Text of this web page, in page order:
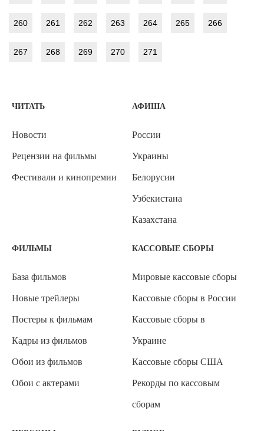
260 261 262 263 264 265 266
267 268 269 270 271
ЧИТАТЬ
Новости
Рецензии на фильмы
Фестивали и кинопремии
АФИША
России
Украины
Белорусии
Узбекистана
Казахстана
ФИЛЬМЫ
База фильмов
Новые трейлеры
Постеры к фильмам
Кадры из фильмов
Обои из фильмов
Обои с актерами
КАССОВЫЕ СБОРЫ
Мировые кассовые сборы
Кассовые сборы в России
Кассовые сборы в
Украине
Кассовые сборы США
Рекорды по кассовым
сборам